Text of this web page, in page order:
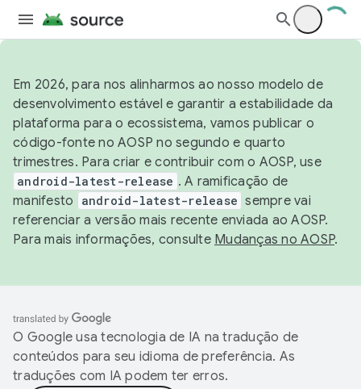
Em 2026, para nos alinharmos ao nosso modelo de
desenvolvimento estável e garantir a estabilidade da
plataforma para o ecossistema, vamos publicar o
código-fonte no AOSP no segundo e quarto
trimestres. Para criar e contribuir com o AOSP, use
android-latest-release . A ramificação de
manifesto
android-latest-release sempre vai
referenciar a versão mais recente enviada ao AOSP.
Para mais informações, consulte Mudanças no AOSP.
O Google usa tecnologia de IA na tradução de
conteúdos para seu idioma de preferência. As
traduções com IA podem ter erros.